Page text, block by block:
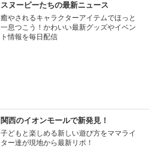
スヌーピーたちの最新ニュース
癒やされるキャラクターアイテムでほっと
一息つこう！かわいい最新グッズやイベン
ト情報を毎日配信
関西のイオンモールで新発見！
子どもと楽しめる新しい遊び方をママライ
ター達が現地から最新リポ！